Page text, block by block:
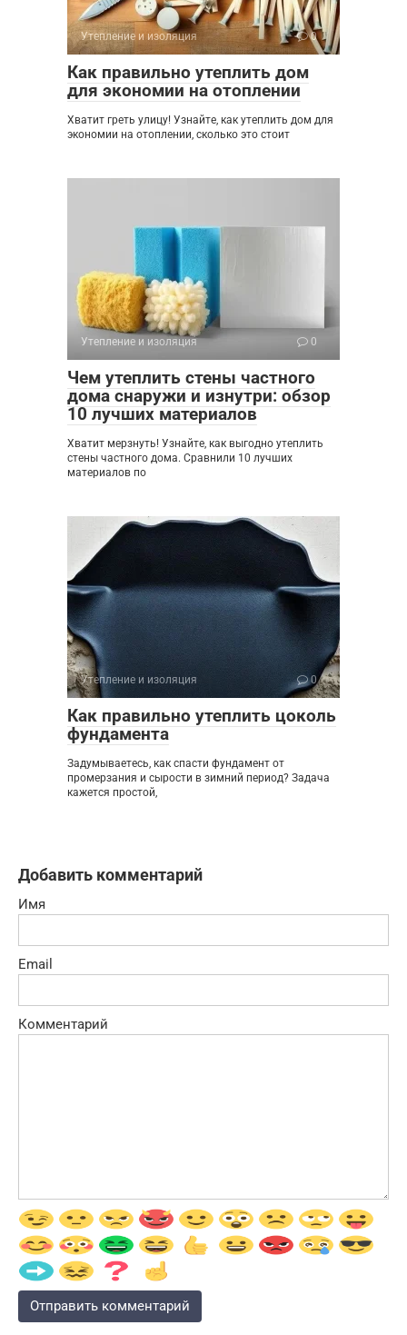
Утепление и изоляция 0
Как правильно утеплить дом
для экономии на отоплении
Хватит греть улицу! Узнайте, как утеплить дом для
экономии на отоплении, сколько это стоит
Утепление и изоляция 0
Чем утеплить стены частного
дома снаружи и изнутри: обзор
10 лучших материалов
Хватит мерзнуть! Узнайте, как выгодно утеплить
стены частного дома. Сравнили 10 лучших
материалов по
Утепление и изоляция 0
Как правильно утеплить цоколь
фундамента
Задумываетесь, как спасти фундамент от
промерзания и сырости в зимний период? Задача
кажется простой,
Добавить комментарий
Имя
Email
Комментарий